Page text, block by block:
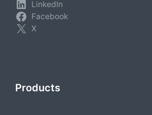
LinkedIn
Facebook
X
Products